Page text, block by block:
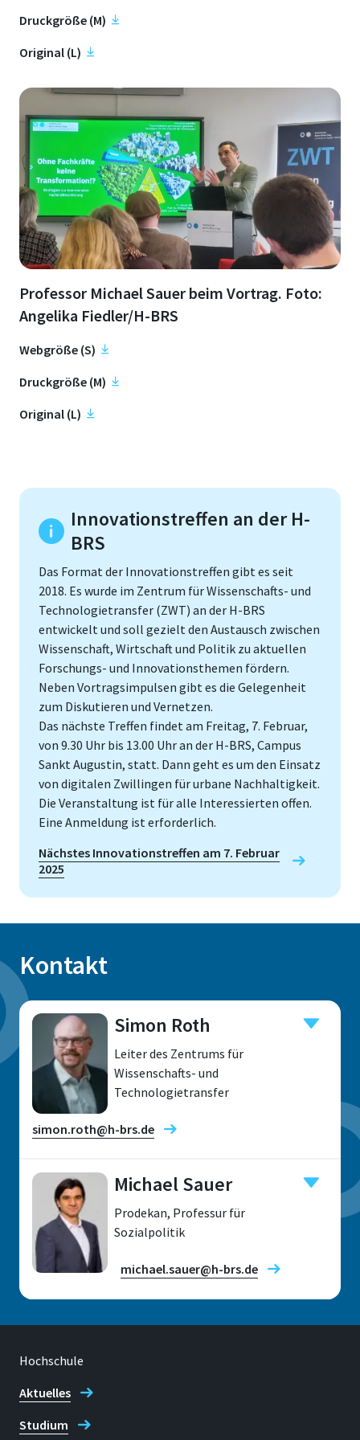
Druckgröße (M)
Original (L)
Professor Michael Sauer beim Vortrag. Foto:
Angelika Fiedler/H-BRS
Webgröße (S)
Druckgröße (M)
Original (L)
Innovationstreffen an der H-
BRS
Das Format der Innovationstreffen gibt es seit
2018. Es wurde im Zentrum für Wissenschafts- und
Technologietransfer (ZWT) an der H-BRS
entwickelt und soll gezielt den Austausch zwischen
Wissenschaft, Wirtschaft und Politik zu aktuellen
Forschungs- und Innovationsthemen fördern.
Neben Vortragsimpulsen gibt es die Gelegenheit
zum Diskutieren und Vernetzen.
Das nächste Treffen findet am Freitag, 7. Februar,
von 9.30 Uhr bis 13.00 Uhr an der H-BRS, Campus
Sankt Augustin, statt. Dann geht es um den Einsatz
von digitalen Zwillingen für urbane Nachhaltigkeit.
Die Veranstaltung ist für alle Interessierten offen.
Eine Anmeldung ist erforderlich.
Nächstes Innovationstreffen am 7. Februar
2025
Kontakt
Simon Roth
Leiter des Zentrums für
Wissenschafts- und
Technologietransfer
simon.roth@h-brs.de
Standort
Sankt Augustin
Grantham-Allee 20
53757 Sankt Augustin
Michael Sauer
Prodekan, Professur für
Sozialpolitik
michael.sauer@h-brs.de
Standort
Sankt Augustin
Raum
Hochschule
Aktuelles
Studium